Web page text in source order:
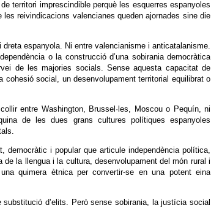
territori imprescindible perquè les esquerres espanyoles
reivindicacions valencianes queden ajornades sine die
espanyola. Ni entre valencianisme i anticatalanisme.
o la construcció d’una sobirania democràtica
de les majories socials. Sense aquesta capacitat de
social, un desenvolupament territorial equilibrat o
entre Washington, Brussel·les, Moscou o Pequín, ni
de les dues grans cultures polítiques espanyoles
democràtic i popular que articule independència política,
la llengua i la cultura, desenvolupament del món rural i
quimera ètnica per convertir-se en una potent eina
d’elits. Però sense sobirania, la justícia social